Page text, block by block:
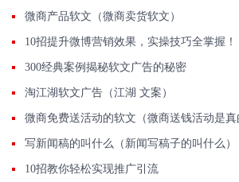
微商产品软文（微商卖货软文）
10招提升微博营销效果，实操技巧全掌握！
300经典案例揭秘软文广告的秘密
淘江湖软文广告（江湖 文案）
微商免费送活动的软文（微商送钱活动是真
写新闻稿的叫什么（新闻写稿子的叫什么）
10招教你轻松实现推广引流